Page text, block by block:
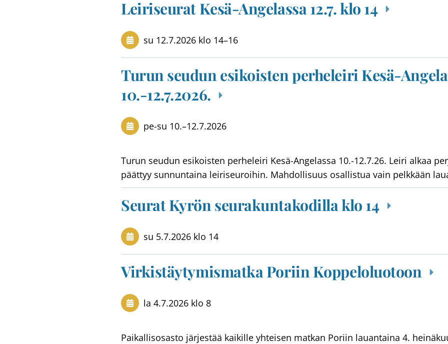
Leiriseurat Kesä-Angelassa 12.7. klo 14
su 12.7.2026 klo 14–16
Turun seudun esikoisten perheleiri Kesä-
10.-12.7.2026.
pe-su 10.–12.7.2026
Turun seudun esikoisten perheleiri Kesä-Angelassa 10.-12.7.26. Leiri alkaa
päättyy sunnuntaina leiriseuroihin. Mahdollisuus osallistua vain pelkkään
Seurat Kyrön seurakuntakodilla klo 14
su 5.7.2026 klo 14
Virkistäytymismatka Poriin Koppeloluotoon
la 4.7.2026 klo 8
Paikallisosasto järjestää kaikille yhteisen matkan Poriin lauantaina 4.